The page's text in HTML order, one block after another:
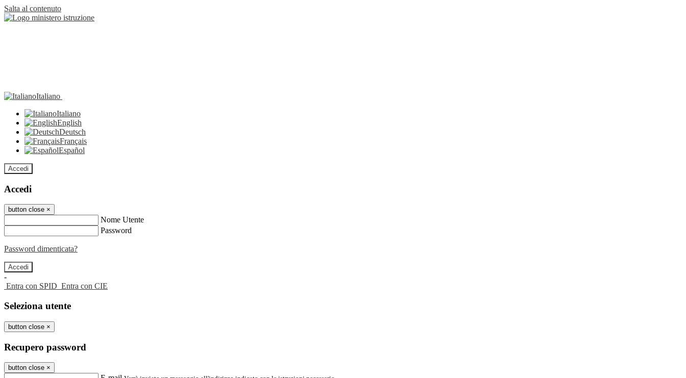
Salta al contenuto
Italiano
Italiano
English
Deutsch
Français
Español
Accedi
Accedi
button close ×
Nome Utente
Password
Password dimenticata?
-
Entra con SPID Entra con CIE
Seleziona utente
button close ×
Recupero password
button close ×